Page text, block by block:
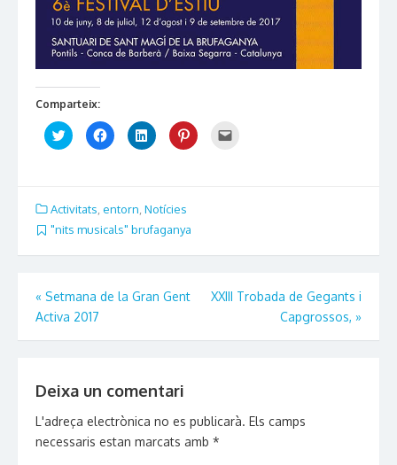
Comparteix:
Click
to
share
new
window)
Click
to
share
new
window)
Click
to
share
new
window)
Click
to
Activitats entorn Notícies
"nits musicals" brufaganya
Navegació
d'entrades
« Setmana de la Gran Gent
Activa 2017
XXIII Trobada de Gegants i
Capgrossos, »
Deixa un comentari
L'adreça electrònica no es publicarà. Els camps
necessaris estan marcats amb *